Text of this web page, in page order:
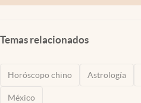
Temas relacionados
Horóscopo chino Astrología
México